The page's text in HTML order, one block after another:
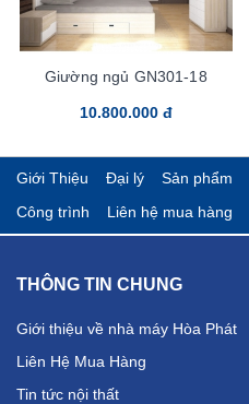
Giường ngủ GN301-18
10.800.000 đ
Giới Thiệu Đại lý Sản phẩm
Công trình
Liên hệ mua hàng
THÔNG TIN CHUNG
Giới thiệu về nhà máy Hòa Phát
Liên Hệ Mua Hàng
Tin tức nội thất